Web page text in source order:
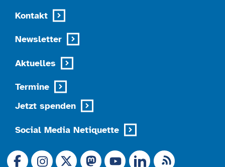
Kontakt
Newsletter
Aktuelles
Termine
Jetzt spenden
Social Media Netiquette
Link zu X (Ex-Twitter)
RSS-Feed